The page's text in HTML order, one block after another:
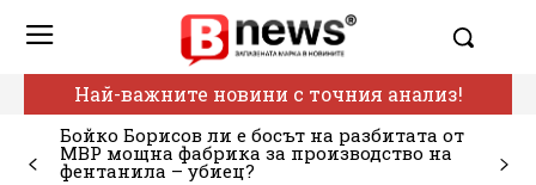
Най-важните новини с точния анализ!
Бойко Борисов ли е босът на разбитата от
МВР мощна фабрика за производство на
фентанила – убиец?